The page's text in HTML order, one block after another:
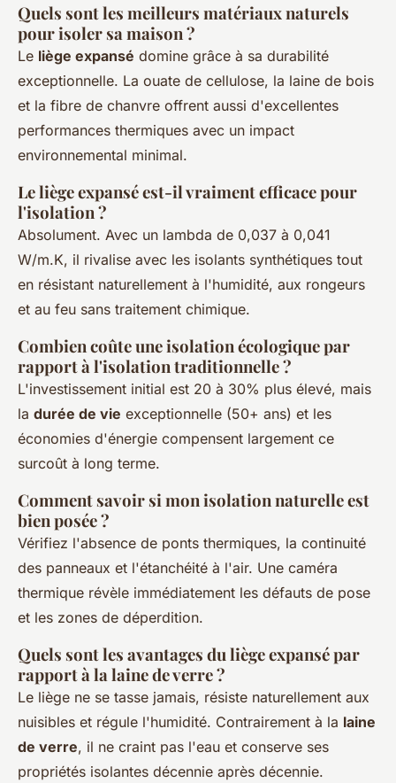
Quels sont les meilleurs matériaux naturels
pour isoler sa maison ?
Le liège expansé domine grâce à sa durabilité
exceptionnelle. La ouate de cellulose, la laine de bois
et la fibre de chanvre offrent aussi d'excellentes
performances thermiques avec un impact
environnemental minimal.
Le liège expansé est-il vraiment efficace pour
l'isolation ?
Absolument. Avec un lambda de 0,037 à 0,041
W/m.K, il rivalise avec les isolants synthétiques tout
en résistant naturellement à l'humidité, aux rongeurs
et au feu sans traitement chimique.
Combien coûte une isolation écologique par
rapport à l'isolation traditionnelle ?
L'investissement initial est 20 à 30% plus élevé, mais
la durée de vie exceptionnelle (50+ ans) et les
économies d'énergie compensent largement ce
surcoût à long terme.
Comment savoir si mon isolation naturelle est
bien posée ?
Vérifiez l'absence de ponts thermiques, la continuité
des panneaux et l'étanchéité à l'air. Une caméra
thermique révèle immédiatement les défauts de pose
et les zones de déperdition.
Quels sont les avantages du liège expansé par
rapport à la laine de verre ?
Le liège ne se tasse jamais, résiste naturellement aux
nuisibles et régule l'humidité. Contrairement à la laine
de verre, il ne craint pas l'eau et conserve ses
propriétés isolantes décennie après décennie.